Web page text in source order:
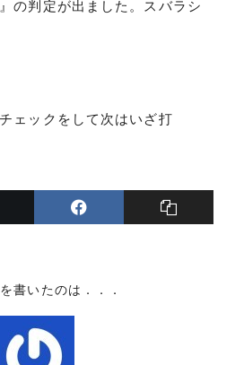
の判定が出ました。スバラシ
ェックをして次はいざ打
書いたのは．．．